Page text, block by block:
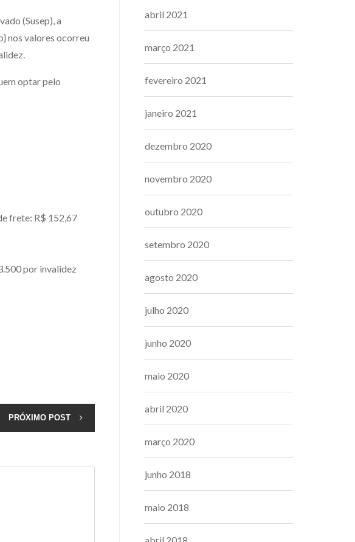
(Susep), a
nos valores ocorreu
optar pelo
frete: R$ 152,67
por invalidez
PRÓXIMO POST
abril 2021
março 2021
fevereiro 2021
janeiro 2021
dezembro 2020
novembro 2020
outubro 2020
setembro 2020
agosto 2020
julho 2020
junho 2020
maio 2020
abril 2020
março 2020
junho 2018
maio 2018